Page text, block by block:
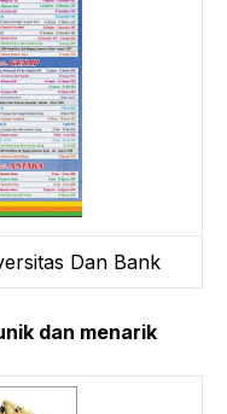
Dan Bank
dan menarik